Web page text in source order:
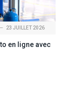
23 JUILLET 2026
en ligne avec